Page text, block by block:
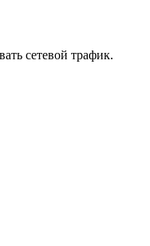
сетевой трафик.